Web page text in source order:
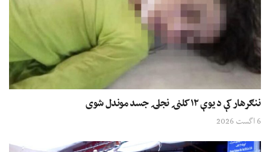
ننګرهار کې د یوې ۱۲ کلنۍ نجلۍ جسد موندل شوی
6 اگست 2026